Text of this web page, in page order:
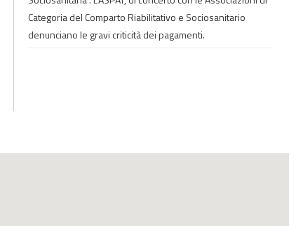
Categoria del Comparto Riabilitativo e Sociosanitario
denunciano le gravi criticità dei pagamenti.